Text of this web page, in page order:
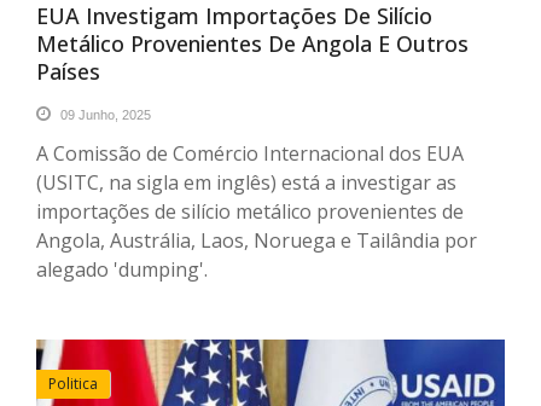
EUA Investigam Importações De Silício
Metálico Provenientes De Angola E Outros
Países
09 Junho, 2025
A Comissão de Comércio Internacional dos EUA
(USITC, na sigla em inglês) está a investigar as
importações de silício metálico provenientes de
Angola, Austrália, Laos, Noruega e Tailândia por
alegado 'dumping'.
Politica